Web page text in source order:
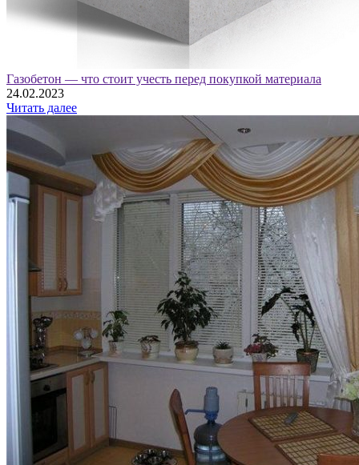
Газобетон — что стоит учесть перед покупкой материала
24.02.2023
Читать далее